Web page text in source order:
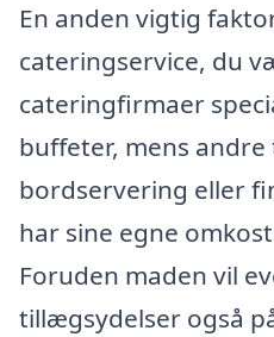
En anden vigtig
cateringservice, du
cateringfirmaer
buffeter, mens
bordservering eller
har sine egne
Foruden maden vil
tillægsydelser også